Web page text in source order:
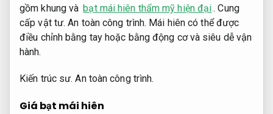
gồm khung và bạt mái hiên thẩm mỹ hiện đại .Cung
cấp vật tư. An toàn công trình. Mái hiên có thể được
điều chỉnh bằng tay hoặc bằng động cơ và siêu dễ vận
hành.
Kiến trúc sư. An toàn công trình.
Giá bạt mái hiên